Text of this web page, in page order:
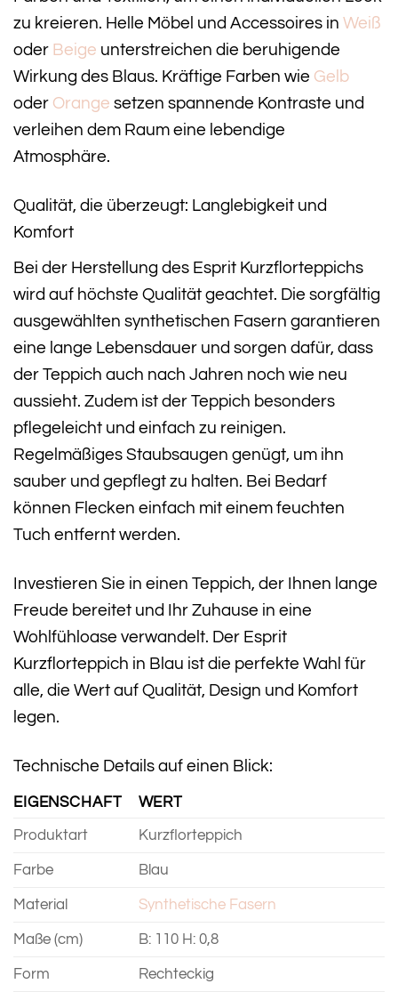
zu kreieren. Helle Möbel und Accessoires in Weiß
oder Beige unterstreichen die beruhigende
Wirkung des Blaus. Kräftige Farben wie Gelb
oder Orange setzen spannende Kontraste und
verleihen dem Raum eine lebendige
Atmosphäre.
Qualität, die überzeugt: Langlebigkeit und
Komfort
Bei der Herstellung des Esprit Kurzflorteppichs
wird auf höchste Qualität geachtet. Die sorgfältig
ausgewählten synthetischen Fasern garantieren
eine lange Lebensdauer und sorgen dafür, dass
der Teppich auch nach Jahren noch wie neu
aussieht. Zudem ist der Teppich besonders
pflegeleicht und einfach zu reinigen.
Regelmäßiges Staubsaugen genügt, um ihn
sauber und gepflegt zu halten. Bei Bedarf
können Flecken einfach mit einem feuchten
Tuch entfernt werden.
Investieren Sie in einen Teppich, der Ihnen lange
Freude bereitet und Ihr Zuhause in eine
Wohlfühloase verwandelt. Der Esprit
Kurzflorteppich in Blau ist die perfekte Wahl für
alle, die Wert auf Qualität, Design und Komfort
legen.
Technische Details auf einen Blick:
EIGENSCHAFT WERT
Produktart Kurzflorteppich
Farbe Blau
Material Synthetische Fasern
Maße (cm) B: 110 H: 0,8
Form Rechteckig